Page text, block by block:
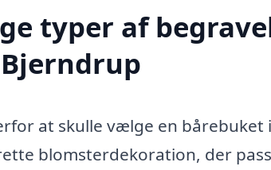
typer af
at skulle vælge en
blomsterdekoration, der